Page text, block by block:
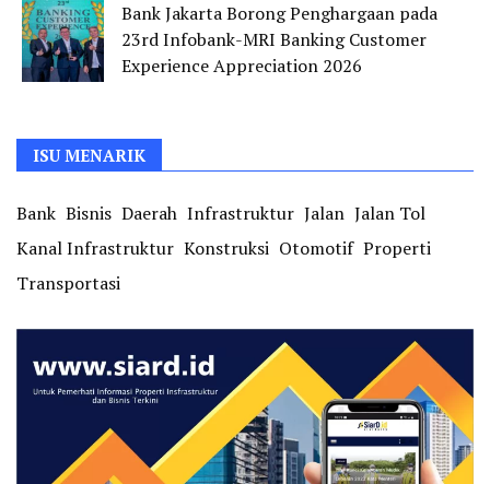
Bank Jakarta Borong Penghargaan pada
23rd Infobank-MRI Banking Customer
Experience Appreciation 2026
ISU MENARIK
Bank Bisnis Daerah Infrastruktur Jalan Jalan Tol
Kanal Infrastruktur Konstruksi Otomotif Properti
Transportasi